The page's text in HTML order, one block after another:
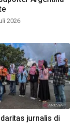
2026
jurnalis di